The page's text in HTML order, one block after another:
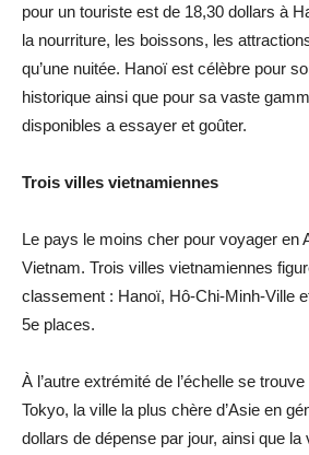
pour un touriste est de 18,30 dollars à
la nourriture, les boissons, les
qu’une nuitée. Hanoï est célèbre pour
historique ainsi que pour sa vaste
disponibles a essayer et goûter.
Trois villes vietnamiennes
Le pays le moins cher pour voyager en
Vietnam. Trois villes vietnamiennes
classement : Hanoï, Hô-Chi-Minh-Ville
5e places.
À l’autre extrémité de l’échelle se
Tokyo, la ville la plus chère d’Asie en
dollars de dépense par jour, ainsi que la